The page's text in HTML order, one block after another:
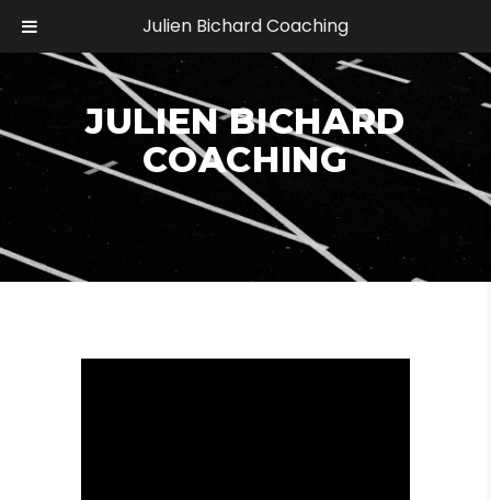
JULIEN BICHARD
COACHING
Julien Bichard Coaching